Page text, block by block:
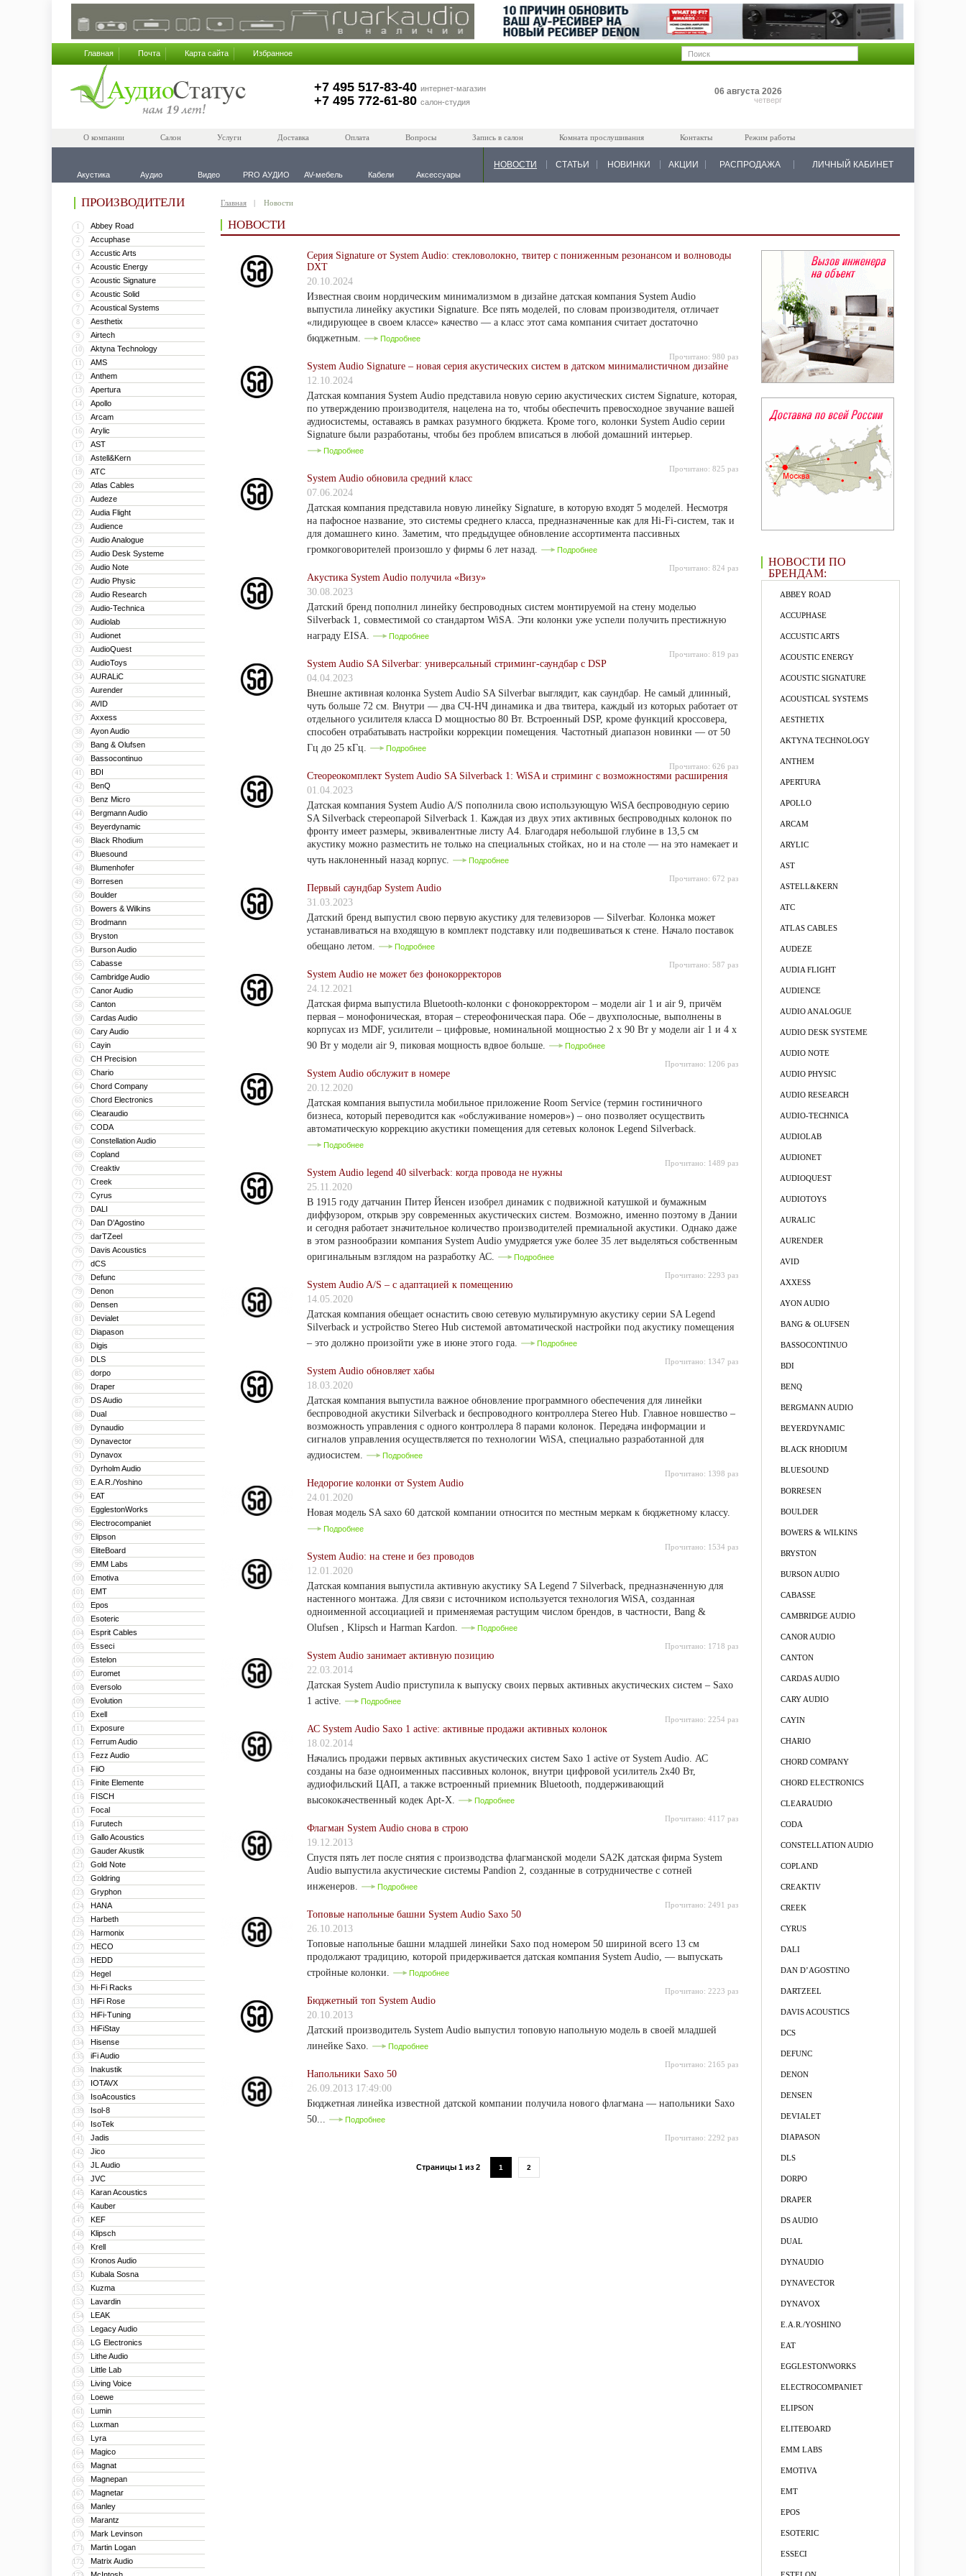
Главная Почта Карта сайта Избранное
+7 495 517-83-40 интернет-магазин
+7 495 772-61-80 салон-студия
06 августа 2026
четверг
О компании Салон Услуги Доставка Оплата Вопросы Запись в салон Комната прослушивания Контакты Режим работы
Акустика Аудио Видео PRO АУДИО AV-мебель Кабели Аксессуары
НОВОСТИ СТАТЬИ НОВИНКИ АКЦИИ РАСПРОДАЖА ЛИЧНЫЙ КАБИНЕТ
ПРОИЗВОДИТЕЛИ
1 Abbey Road
2 Accuphase
3 Accustic Arts
4 Acoustic Energy
5 Acoustic Signature
6 Acoustic Solid
7 Acoustical Systems
8 Aesthetix
9 Airtech
10 Aktyna Technology
11 AMS
12 Anthem
13 Apertura
14 Apollo
15 Arcam
16 Arylic
17 AST
18 Astell&Kern
19 ATC
20 Atlas Cables
21 Audeze
22 Audia Flight
23 Audience
24 Audio Analogue
25 Audio Desk Systeme
26 Audio Note
27 Audio Physic
28 Audio Research
29 Audio-Technica
30 Audiolab
31 Audionet
32 AudioQuest
33 AudioToys
34 AURALiC
35 Aurender
36 AVID
37 Axxess
38 Ayon Audio
39 Bang & Olufsen
40 Bassocontinuo
41 BDI
42 BenQ
43 Benz Micro
44 Bergmann Audio
45 Beyerdynamic
46 Black Rhodium
47 Bluesound
48 Blumenhofer
49 Borresen
50 Boulder
51 Bowers & Wilkins
52 Brodmann
53 Bryston
54 Burson Audio
55 Cabasse
56 Cambridge Audio
57 Canor Audio
58 Canton
59 Cardas Audio
60 Cary Audio
61 Cayin
62 CH Precision
63 Chario
64 Chord Company
65 Chord Electronics
66 Clearaudio
67 CODA
68 Constellation Audio
69 Copland
70 Creaktiv
71 Creek
72 Cyrus
73 DALI
74 Dan D’Agostino
75 darTZeel
76 Davis Acoustics
77 dCS
78 Defunc
79 Denon
80 Densen
81 Devialet
82 Diapason
83 Digis
84 DLS
85 dorpo
86 Draper
87 DS Audio
88 Dual
89 Dynaudio
90 Dynavector
91 Dynavox
92 Dyrholm Audio
93 E.A.R./Yoshino
94 EAT
95 EgglestonWorks
96 Electrocompaniet
97 Elipson
98 EliteBoard
99 EMM Labs
100 Emotiva
101 EMT
102 Epos
103 Esoteric
104 Esprit Cables
105 Esseci
106 Estelon
107 Euromet
108 Eversolo
109 Evolution
110 Exell
111 Exposure
112 Ferrum Audio
113 Fezz Audio
114 FiiO
115 Finite Elemente
116 FISCH
117 Focal
118 Furutech
119 Gallo Acoustics
120 Gauder Akustik
121 Gold Note
122 Goldring
123 Gryphon
124 HANA
125 Harbeth
126 Harmonix
127 HECO
128 HEDD
129 Hegel
130 Hi-Fi Racks
131 HiFi Rose
132 HiFi-Tuning
133 HiFiStay
134 Hisense
135 iFi Audio
136 Inakustik
137 IOTAVX
138 IsoAcoustics
139 Isol-8
140 IsoTek
141 Jadis
142 Jico
143 JL Audio
144 JVC
145 Karan Acoustics
146 Kauber
147 KEF
148 Klipsch
149 Krell
150 Kronos Audio
151 Kubala Sosna
152 Kuzma
153 Lavardin
154 LEAK
155 Legacy Audio
156 LG Electronics
157 Lithe Audio
158 Little Lab
159 Living Voice
160 Loewe
161 Lumin
162 Luxman
163 Lyra
164 Magico
165 Magnat
166 Magnepan
167 Magnetar
168 Manley
169 Marantz
170 Mark Levinson
171 Martin Logan
172 Matrix Audio
Главная Новости
НОВОСТИ
НОВОСТИ ПО
БРЕНДАМ:
ABBEY ROAD
ACCUPHASE
ACCUSTIC ARTS
ACOUSTIC ENERGY
ACOUSTIC SIGNATURE
ACOUSTICAL SYSTEMS
AESTHETIX
AKTYNA TECHNOLOGY
ANTHEM
APERTURA
APOLLO
ARCAM
ARYLIC
AST
ASTELL&KERN
ATC
ATLAS CABLES
AUDEZE
AUDIA FLIGHT
AUDIENCE
AUDIO ANALOGUE
AUDIO DESK SYSTEME
AUDIO NOTE
AUDIO PHYSIC
AUDIO RESEARCH
AUDIO-TECHNICA
AUDIOLAB
AUDIONET
AUDIOQUEST
AUDIOTOYS
AURALIC
AURENDER
AVID
AXXESS
AYON AUDIO
BANG & OLUFSEN
BASSOCONTINUO
BDI
BENQ
BERGMANN AUDIO
BEYERDYNAMIC
BLACK RHODIUM
BLUESOUND
BORRESEN
BOULDER
BOWERS & WILKINS
BRYSTON
BURSON AUDIO
CABASSE
CAMBRIDGE AUDIO
CANOR AUDIO
CANTON
CARDAS AUDIO
CARY AUDIO
CAYIN
CHARIO
CHORD COMPANY
CHORD ELECTRONICS
CLEARAUDIO
CODA
CONSTELLATION AUDIO
COPLAND
CREAKTIV
CREEK
CYRUS
DALI
DAN D’AGOSTINO
DARTZEEL
DAVIS ACOUSTICS
DCS
DEFUNC
DENON
DENSEN
DEVIALET
DIAPASON
DLS
DORPO
DRAPER
DS AUDIO
DUAL
DYNAUDIO
DYNAVECTOR
DYNAVOX
E.A.R./YOSHINO
EAT
EGGLESTONWORKS
ELECTROCOMPANIET
ELIPSON
ELITEBOARD
EMM LABS
EMOTIVA
EMT
EPOS
ESOTERIC
ESSECI
Серия Signature от System Audio: стекловолокно, твитер с пониженным резонансом и волноводы
DXT
20.10.2024
Известная своим нордическим минимализмом в дизайне датская компания System Audio
выпустила линейку акустики Signature. Все пять моделей, по словам производителя, отличает
«лидирующее в своем классе» качество — а класс этот сама компания считает достаточно
бюджетным.
Подробнее
Прочитано: 980 раз
System Audio Signature – новая серия акустических систем в датском минималистичном дизайне
12.10.2024
Датская компания System Audio представила новую серию акустических систем Signature, которая,
по утверждению производителя, нацелена на то, чтобы обеспечить превосходное звучание вашей
аудиосистемы, оставаясь в рамках разумного бюджета. Кроме того, колонки System Audio серии
Signature были разработаны, чтобы без проблем вписаться в любой домашний интерьер.
Подробнее
Прочитано: 825 раз
System Audio обновила средний класс
07.06.2024
Датская компания представила новую линейку Signature, в которую входят 5 моделей. Несмотря
на пафосное название, это системы среднего класса, предназначенные как для Hi-Fi-систем, так и
для домашнего кино. Заметим, что предыдущее обновление ассортимента пассивных
громкоговорителей произошло у фирмы 6 лет назад.
Подробнее
Прочитано: 824 раз
Акустика System Audio получила «Визу»
30.08.2023
Датский бренд пополнил линейку беспроводных систем монтируемой на стену моделью
Silverback 1, совместимой со стандартом WiSA. Эти колонки уже успели получить престижную
награду EISA.
Подробнее
Прочитано: 819 раз
System Audio SA Silverbar: универсальный стриминг-саундбар с DSP
04.04.2023
Внешне активная колонка System Audio SA Silverbar выглядит, как саундбар. Не самый длинный,
чуть больше 72 см. Внутри — два СЧ-НЧ динамика и два твитера, каждый из которых работает от
отдельного усилителя класса D мощностью 80 Вт. Встроенный DSP, кроме функций кроссовера,
способен отрабатывать настройки коррекции помещения. Частотный диапазон новинки — от 50
Гц до 25 кГц.
Подробнее
Прочитано: 626 раз
Стеореокомплект System Audio SA Silverback 1: WiSA и стриминг с возможностями расширения
01.04.2023
Датская компания System Audio A/S пополнила свою использующую WiSA беспроводную серию
SA Silverback стереопарой Silverback 1. Каждая из двух этих активных беспроводных колонок по
фронту имеет размеры, эквивалентные листу A4. Благодаря небольшой глубине в 13,5 см
акустику можно разместить не только на специальных стойках, но и на столе — на это намекает и
чуть наклоненный назад корпус.
Подробнее
Прочитано: 672 раз
Первый саундбар System Audio
31.03.2023
Датский бренд выпустил свою первую акустику для телевизоров — Silverbar. Колонка может
устанавливаться на входящую в комплект подставку или подвешиваться к стене. Начало поставок
обещано летом.
Подробнее
Прочитано: 587 раз
System Audio не может без фонокорректоров
24.12.2021
Датская фирма выпустила Bluetooth-колонки с фонокорректором – модели air 1 и air 9, причём
первая – монофоническая, вторая – стереофоническая пара. Обе – двухполосные, выполнены в
корпусах из MDF, усилители – цифровые, номинальной мощностью 2 х 90 Вт у модели air 1 и 4 х
90 Вт у модели air 9, пиковая мощность вдвое больше.
Подробнее
Прочитано: 1206 раз
System Audio обслужит в номере
20.12.2020
Датская компания выпустила мобильное приложение Room Service (термин гостиничного
бизнеса, который переводится как «обслуживание номеров») – оно позволяет осуществить
автоматическую коррекцию акустики помещения для сетевых колонок Legend Silverback.
Подробнее
Прочитано: 1489 раз
System Audio legend 40 silverback: когда провода не нужны
25.11.2020
В 1915 году датчанин Питер Йенсен изобрел динамик с подвижной катушкой и бумажным
диффузором, открыв эру современных акустических систем. Возможно, именно поэтому в Дании
и сегодня работает значительное количество производителей премиальной акустики. Однако даже
в этом разнообразии компания System Audio умудряется уже более 35 лет выделяться собственным
оригинальным взглядом на разработку АС.
Подробнее
Прочитано: 2293 раз
System Audio A/S – с адаптацией к помещению
14.05.2020
Датская компания обещает оснастить свою сетевую мультирумную акустику серии SA Legend
Silverback и устройство Stereo Hub системой автоматической настройки под акустику помещения
– это должно произойти уже в июне этого года.
Подробнее
Прочитано: 1347 раз
System Audio обновляет хабы
18.03.2020
Датская компания выпустила важное обновление программного обеспечения для линейки
беспроводной акустики Silverback и беспроводного контроллера Stereo Hub. Главное новшество –
возможность управления с одного контроллера 8 парами колонок. Передача информации и
сигналов управления осуществляется по технологии WiSA, специально разработанной для
аудиосистем.
Подробнее
Прочитано: 1398 раз
Недорогие колонки от System Audio
24.01.2020
Новая модель SA saxo 60 датской компании относится по местным меркам к бюджетному классу.
Подробнее
Прочитано: 1534 раз
System Audio: на стене и без проводов
12.01.2020
Датская компания выпустила активную акустику SA Legend 7 Silverback, предназначенную для
настенного монтажа. Для связи с источником используется технология WiSA, созданная
одноименной ассоциацией и применяемая растущим числом брендов, в частности, Bang &
Olufsen , Klipsch и Harman Kardon.
Подробнее
Прочитано: 1718 раз
System Audio занимает активную позицию
22.03.2014
Датская System Audio приступила к выпуску своих первых активных акустических систем – Saxo
1 active.
Подробнее
Прочитано: 2254 раз
АС System Audio Saxo 1 active: активные продажи активных колонок
18.02.2014
Начались продажи первых активных акустических систем Saxo 1 active от System Audio. АС
созданы на базе одноименных пассивных колонок, внутри цифровой усилитель 2х40 Вт,
аудиофильский ЦАП, а также встроенный приемник Bluetooth, поддерживающий
высококачественный кодек Apt-X.
Подробнее
Прочитано: 4117 раз
Флагман System Audio снова в строю
19.12.2013
Спустя пять лет после снятия с производства флагманской модели SA2K датская фирма System
Audio выпустила акустические системы Pandion 2, созданные в сотрудничестве с сотней
инженеров.
Подробнее
Прочитано: 2491 раз
Топовые напольные башни System Audio Saxo 50
26.10.2013
Топовые напольные башни младшей линейки Saxo под номером 50 шириной всего 13 см
продолжают традицию, которой придерживается датская компания System Audio, — выпускать
стройные колонки.
Подробнее
Прочитано: 2223 раз
Бюджетный топ System Audio
20.10.2013
Датский производитель System Audio выпустил топовую напольную модель в своей младшей
линейке Saxo.
Подробнее
Прочитано: 2165 раз
Напольники Saxo 50
26.09.2013 17:49:00
Бюджетная линейка известной датской компании получила нового флагмана — напольники Saxo
50...
Подробнее
Прочитано: 2292 раз
Страницы 1 из 2 1 2